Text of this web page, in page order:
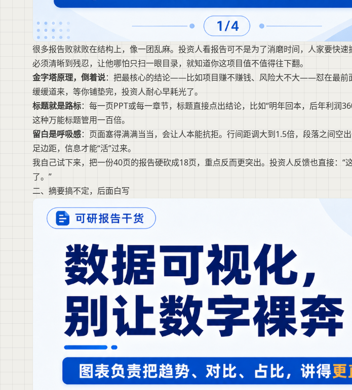
很多报告败就败在结构上，像一团乱麻。投资人看报告可不是为了消磨时间，人家要快速
必须清晰到残忍，让他哪怕只扫一眼目录，就知道你这项目值不值得往下翻。
金字塔原理，倒着说：把最核心的结论——比如项目赚不赚钱、风险大不大——怼在最前
缓缓道来，等你铺垫完，投资人耐心早耗光了。
标题就是路标：每一页PPT或每一章节，标题直接点出结论，比如“明年回本，后年利润
这种万能标题管用一百倍。
留白是呼吸感：页面塞得满满当当，会让人本能抗拒。行间距调大到1.5倍，段落之间空
足边距，信息才能“活”过来。
我自己试下来，把一份40页的报告硬砍成18页，重点反而更突出。投资人反馈也直接：“
了。”
二、摘要搞不定，后面白写